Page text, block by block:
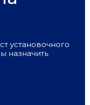
установочного
назначить